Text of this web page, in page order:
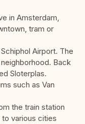
in Amsterdam,
tram or
Airport. The
Back
Sloterplas.
such as Van
the train station
various cities